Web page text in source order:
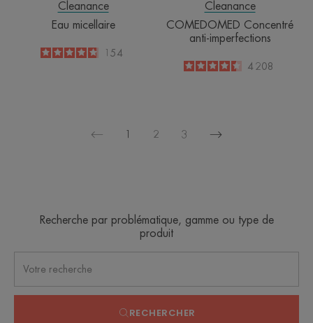
Cleanance
Eau micellaire
4.8
/5154
Cleanance
COMEDOMED Concentré
anti-imperfections
4.5
/
5
4 208
2 3
Page
Recherche par problématique, gamme ou type de
produit
RECHERCHER